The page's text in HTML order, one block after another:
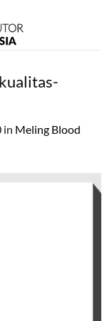
in Meling Blood